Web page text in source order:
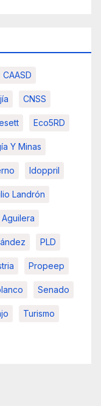
CAASD
CNSS
Eco5RD
Y Minas
Idoppril
Landrón
PLD
Propeep
Senado
Turismo